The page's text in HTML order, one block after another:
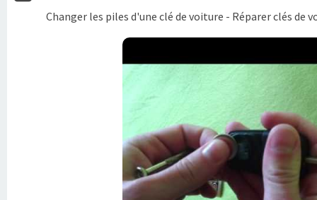
Changer les piles d'une clé de voiture - Réparer clés de